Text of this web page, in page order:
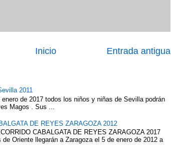
Entrada antigua
Inicio
2011
de 2017 todos los niños y niñas de Sevilla podrán
Magos . Sus ...
DE REYES ZARAGOZA 2012
CABALGATA DE REYES ZARAGOZA 2017
de Oriente llegarán a Zaragoza el 5 de enero de 2012 a